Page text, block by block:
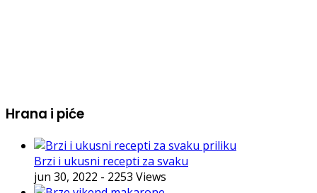
Hrana i piće
Brzi i ukusni recepti za svaku
jun 30, 2022 - 2253 Views